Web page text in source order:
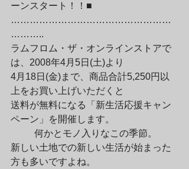
ーンスタート！！■
……………………………………………
………..
ラムフロム・ザ・オンラインストアで
は、2008年4月5日(土)より
4月18日(金)まで、商品合計5,250円以
上をお買い上げいただくと
送料が無料になる「新生活応援キャン
ペーン」を開催します。
新しい土地での新しい生活が始まった
方も多いですよね。